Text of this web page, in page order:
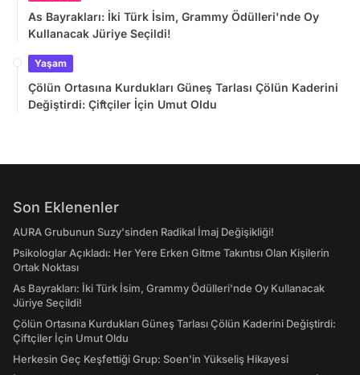
As Bayrakları: İki Türk İsim, Grammy Ödülleri'nde Oy
Kullanacak Jüriye Seçildi!
Yaşam
Çölün Ortasına Kurdukları Güneş Tarlası Çölün Kaderini
Değiştirdi: Çiftçiler İçin Umut Oldu
Son Eklenenler
AURA Grubunun Suzy'sinden Radikal İmaj Değişikliği!
Psikologlar Açıkladı: Her Yere Erken Gitme Takıntısı Olan Kişilerin
Ortak Noktası
As Bayrakları: İki Türk İsim, Grammy Ödülleri'nde Oy Kullanacak
Jüriye Seçildi!
Çölün Ortasına Kurdukları Güneş Tarlası Çölün Kaderini Değiştirdi:
Çiftçiler İçin Umut Oldu
Herkesin Geç Keşfettiği Grup: Soen'in Yükseliş Hikayesi